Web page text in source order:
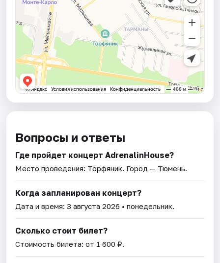
Вопросы и ответы
Где пройдет концерт AdrenalinHouse?
Место проведения: Торфяник. Город — Тюмень.
Когда запланирован концерт?
Дата и время:3 августа 2026 • понедельник.
Сколько стоит билет?
Стоимость билета: от 1 600 ₽.